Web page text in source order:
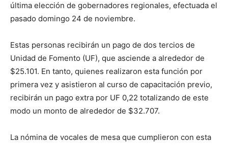
última elección de gobernadores regionales, efectuada el
pasado domingo 24 de noviembre.
Estas personas recibirán un pago de dos tercios de
Unidad de Fomento (UF), que asciende a alrededor de
$25.101. En tanto, quienes realizaron esta función por
primera vez y asistieron al curso de capacitación previo,
recibirán un pago extra por UF 0,22 totalizando de este
modo un monto de alrededor de $32.707.
La nómina de vocales de mesa que cumplieron con esta